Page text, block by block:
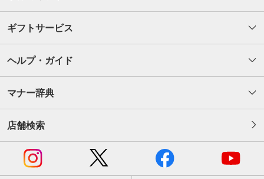
ギフトサービス
ヘルプ・ガイド
マナー辞典
店舗検索